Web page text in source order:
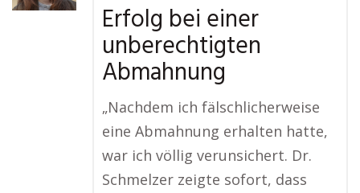
Erfolg bei einer
unberechtigten
Abmahnung
„Nachdem ich fälschlicherweise
eine Abmahnung erhalten hatte,
war ich völlig verunsichert. Dr.
Schmelzer zeigte sofort, dass